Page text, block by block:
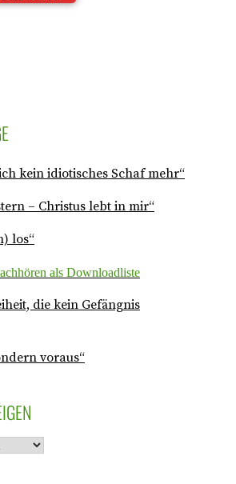
kein idiotisches Schaf mehr“
– Christus lebt in mir“
los“
als Downloadliste
die kein Gefängnis
voraus“